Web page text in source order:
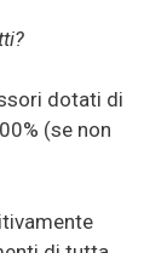
dotati di
(se non